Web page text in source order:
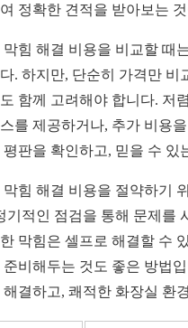
정확한 견적을 받아보는
막힘 해결 비용을 비교할 때
. 하지만, 단순히 가격만 비
함께 고려해야 합니다. 저
를 제공하거나, 추가 비용
평판을 확인하고, 믿을 수 있
막힘 해결 비용을 절약하기
기적인 점검을 통해 문제를
막힘은 셀프로 해결할 수
준비해두는 것도 좋은 방법
해결하고, 쾌적한 화장실 환